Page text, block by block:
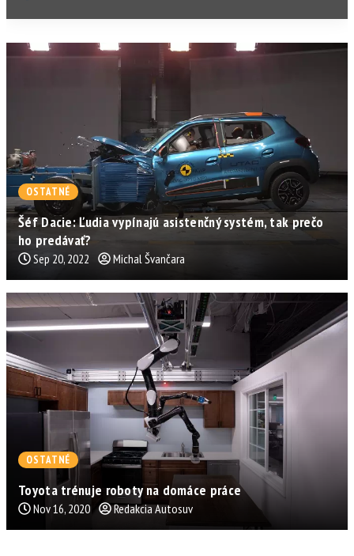
OSTATNÉ
Šéf Dacie: Ľudia vypínajú asistenčný systém, tak prečo
ho predávať?
Sep 20, 2022 Michal Švančara
OSTATNÉ
Toyota trénuje roboty na domáce práce
Nov 16, 2020 Redakcia Autosuv